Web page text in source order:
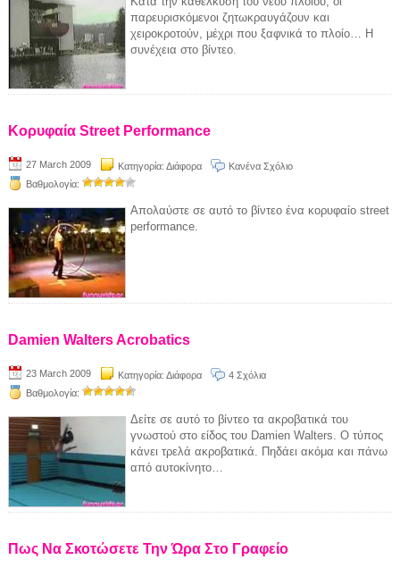
παρευρισκόμενοι ζητωκραυγάζουν και
χειροκροτούν, μέχρι που ξαφνικά το πλοίο… Η
συνέχεια στο βίντεο.
Κορυφαία Street Performance
27 March 2009 Κατηγορία: Διάφορα
Κανένα Σχόλιο
Βαθμολογία:
Απολαύστε σε αυτό το βίντεο ένα κορυφαίο street
performance.
Damien Walters Acrobatics
23 March 2009 Κατηγορία: Διάφορα
4 Σχόλια
Βαθμολογία:
Δείτε σε αυτό το βίντεο τα ακροβατικά του
γνωστού στο είδος του Damien Walters. Ο τύπος
κάνει τρελά ακροβατικά. Πηδάει ακόμα και πάνω
από αυτοκίνητο…
Πως Να Σκοτώσετε Την Ώρα Στο Γραφείο